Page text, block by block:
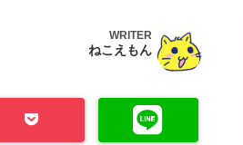
WRITER
ねこえもん